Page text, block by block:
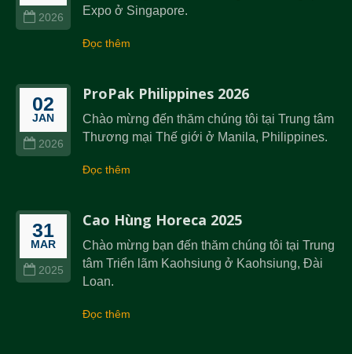
2026
Expo ở Singapore.
Đọc thêm
02
JAN
2026
ProPak Philippines 2026
Chào mừng đến thăm chúng tôi tại Trung tâm
Thương mại Thế giới ở Manila, Philippines.
Đọc thêm
31
MAR
2025
Cao Hùng Horeca 2025
Chào mừng bạn đến thăm chúng tôi tại Trung
tâm Triển lãm Kaohsiung ở Kaohsiung, Đài
Loan.
Đọc thêm